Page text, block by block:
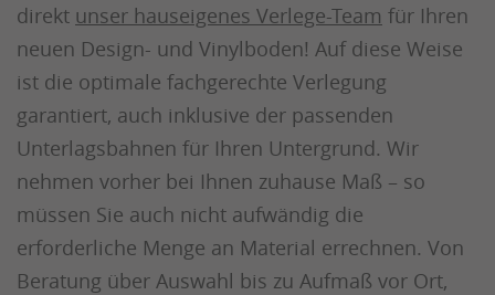
direkt unser hauseigenes Verlege-Team für Ihren
neuen Design- und Vinylboden! Auf diese Weise
ist die optimale fachgerechte Verlegung
garantiert, auch inklusive der passenden
Unterlagsbahnen für Ihren Untergrund. Wir
nehmen vorher bei Ihnen zuhause Maß – so
müssen Sie auch nicht aufwändig die
erforderliche Menge an Material errechnen. Von
Beratung über Auswahl bis zu Aufmaß vor Ort,